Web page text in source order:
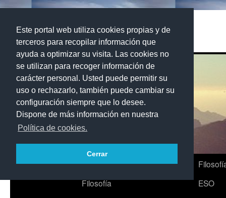
Este portal web utiliza cookies propias y de
terceros para recopilar información que
ayuda a optimizar su visita. Las cookies no
se utilizan para recoger información de
carácter personal. Usted puede permitir su
uso o rechazarlo, también puede cambiar su
configuración siempre que lo desee.
Dispone de más información en nuestra
Política de cookies.
Cerrar
contenido
Filo7Palmas
Inicio Filosofia Historia de la
Filosofía
Psicología
ESO